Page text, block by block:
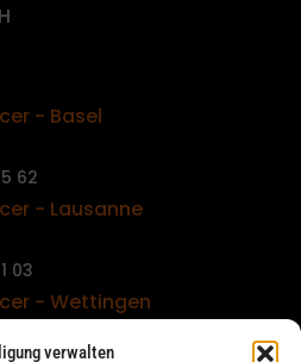
verwalten
- Basel
62
- Lausanne
03
- Wettingen